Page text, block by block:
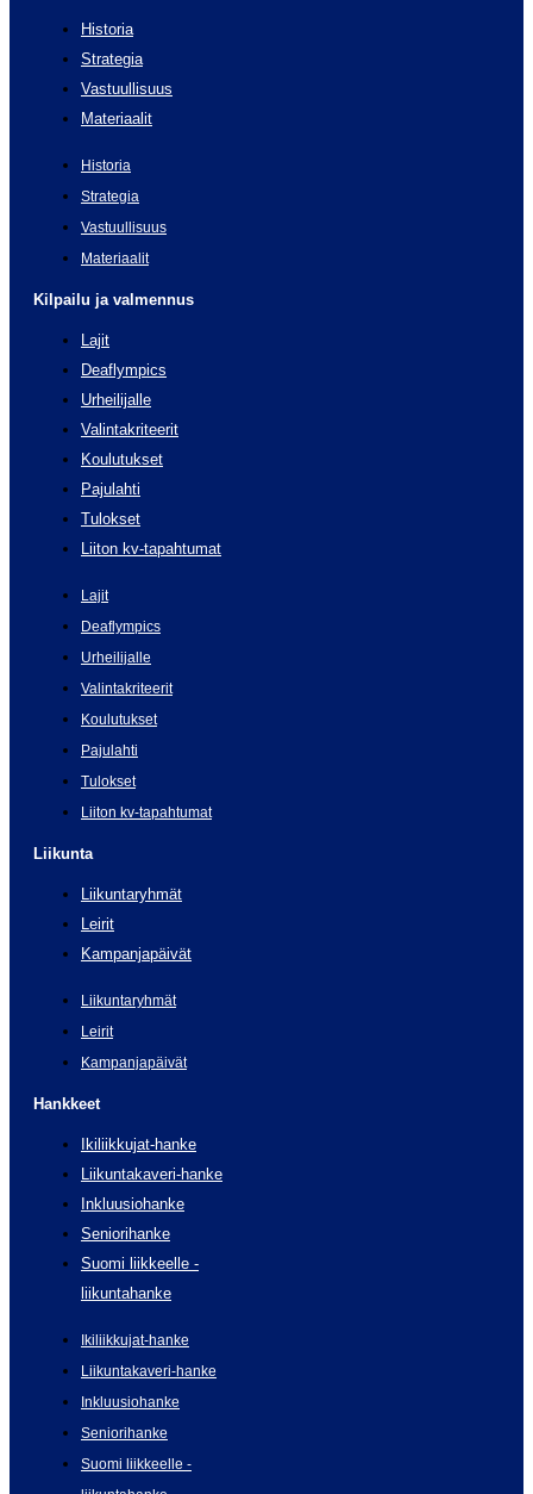
Historia
Strategia
Vastuullisuus
Materiaalit
Historia
Strategia
Vastuullisuus
Materiaalit
Kilpailu ja valmennus
Lajit
Deaflympics
Urheilijalle
Valintakriteerit
Koulutukset
Pajulahti
Tulokset
Liiton kv-tapahtumat
Lajit
Deaflympics
Urheilijalle
Valintakriteerit
Koulutukset
Pajulahti
Tulokset
Liiton kv-tapahtumat
Liikunta
Liikuntaryhmät
Leirit
Kampanjapäivät
Liikuntaryhmät
Leirit
Kampanjapäivät
Hankkeet
Ikiliikkujat-hanke
Liikuntakaveri-hanke
Inkluusiohanke
Seniorihanke
Suomi liikkeelle -
liikuntahanke
Ikiliikkujat-hanke
Liikuntakaveri-hanke
Inkluusiohanke
Seniorihanke
Suomi liikkeelle -